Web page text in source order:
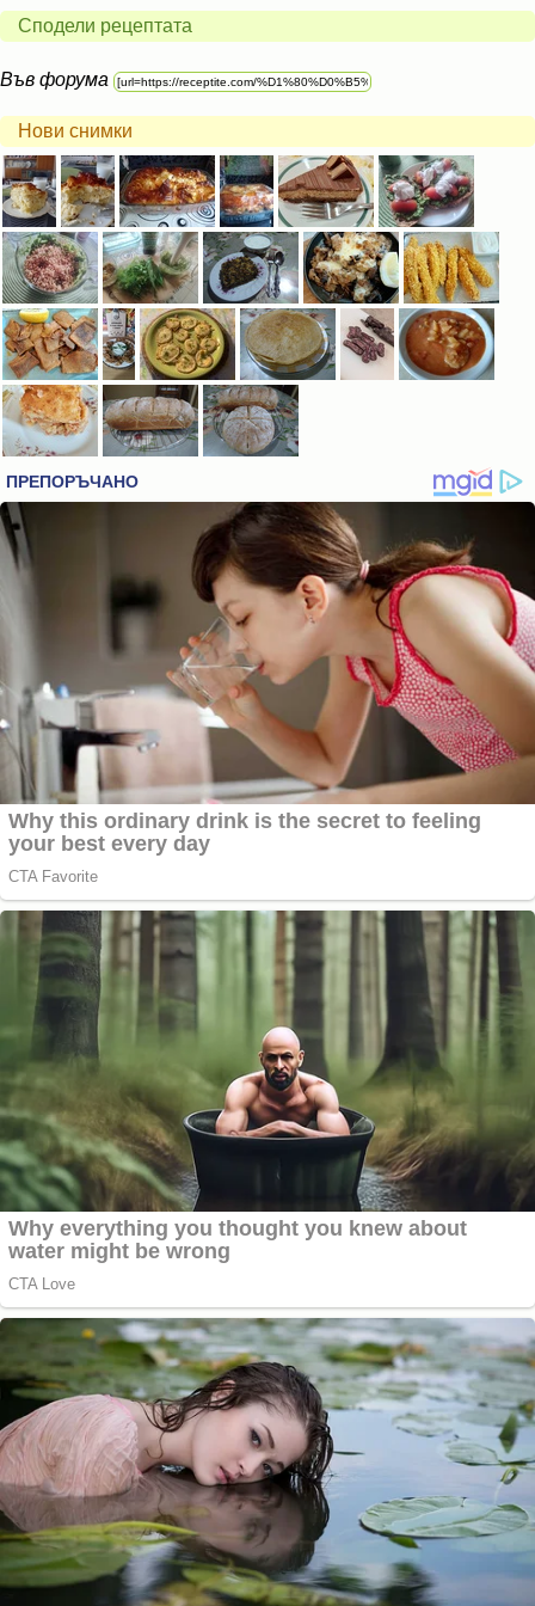
Сподели рецептата
Във форума
Нови снимки